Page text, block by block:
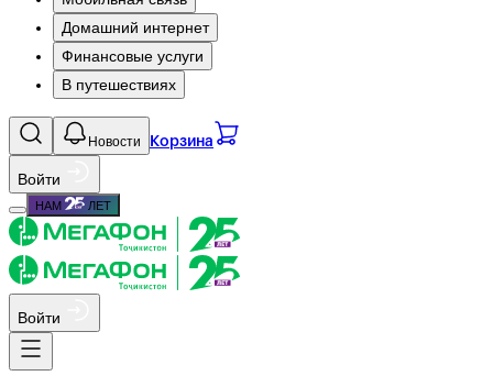
Домашний интернет
Финансовые услуги
В путешествиях
Новости Корзина
Войти
НАМ ЛЕТ
Войти